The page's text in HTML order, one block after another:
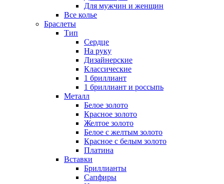
Для мужчин и женщин
Все колье
Браслеты
Тип
Сердце
На руку
Дизайнерские
Классические
1 бриллиант
1 бриллиант и россыпь
Металл
Белое золото
Красное золото
Желтое золото
Белое с желтым золото
Красное с белым золото
Платина
Вставки
Бриллианты
Сапфиры